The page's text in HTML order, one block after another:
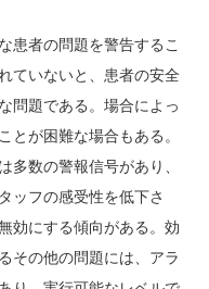
患者の問題を警告するこ
ていないと、患者の安全
問題である。場合によっ
とが困難な場合もある。
多数の警報信号があり、
ッフの感受性を低下さ
効にする傾向がある。効
その他の問題には、アラ